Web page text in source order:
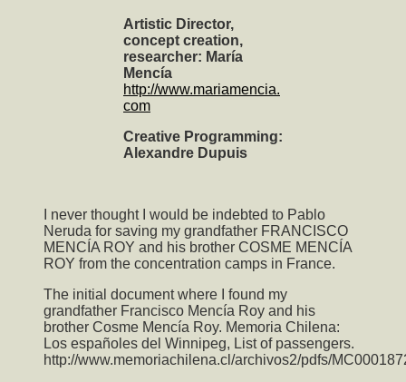
Artistic Director,
concept creation,
researcher: María
Mencía
http://www.mariamencia.
com
Creative Programming:
Alexandre Dupuis
I never thought I would be indebted to Pablo
Neruda for saving my grandfather FRANCISCO
MENCÍA ROY and his brother COSME MENCÍA
ROY from the concentration camps in France.
The initial document where I found my
grandfather Francisco Mencía Roy and his
brother Cosme Mencía Roy. Memoria Chilena:
Los españoles del Winnipeg, List of passengers.
http://www.memoriachilena.cl/archivos2/pdfs/